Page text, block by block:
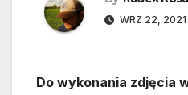
WRZ 22, 2021
Do wykonania zdjęcia